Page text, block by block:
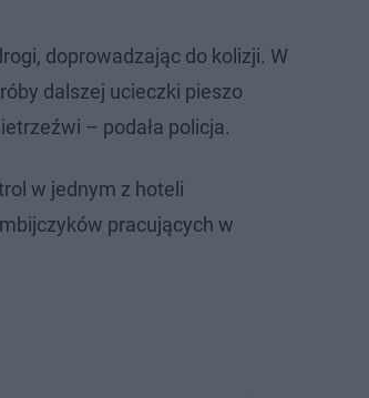
doprowadzając do kolizji. W
dalszej ucieczki pieszo
– podała policja.
w jednym z hoteli
pracujących w